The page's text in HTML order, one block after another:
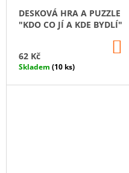
DESKOVÁ HRA A PUZZLE
"KDO CO JÍ A KDE BYDLÍ"
62 Kč
Skladem (10 ks)